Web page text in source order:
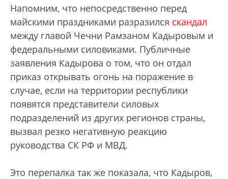
Напомним, что непосредственно перед
майскими праздниками разразился скандал
между главой Чечни Рамзаном Кадыровым и
федеральными силовиками. Публичные
заявления Кадырова о том, что он отдал
приказ открывать огонь на поражение в
случае, если на территории республики
появятся представители силовых
подразделений из других регионов страны,
вызвал резко негативную реакцию
руководства СК РФ и МВД.
Это перепалка так же показала, что Кадыров,